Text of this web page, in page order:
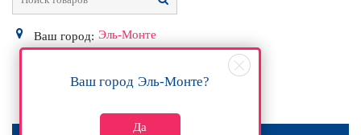
Ваш город: Эль-Монте
Ваш город Эль-Монте?
Да
0Р